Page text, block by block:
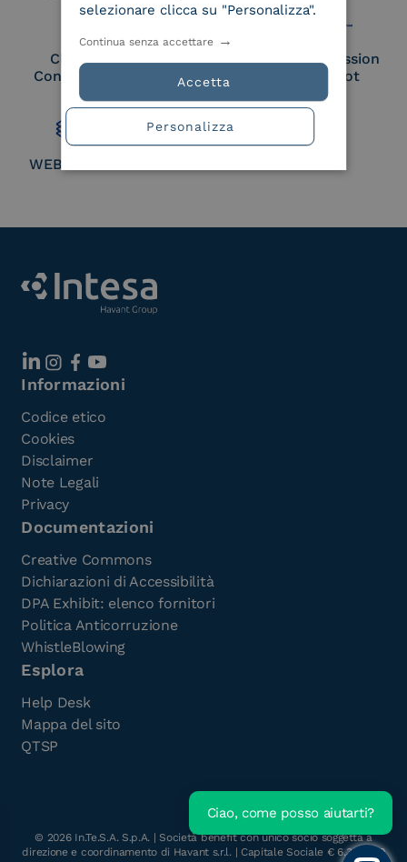
Cloud Signature
Consortium Member
European Commission
Large Scale Pilot
Member
WEBUILD Consortium
l'e-Book gratuito
Informazioni
Codice etico
Cookies
Disclaimer
Note Legali
Privacy
Documentazioni
Creative Commons
Dichiarazioni di Accessibilità
DPA Exhibit: elenco fornitori
Politica Anticorruzione
WhistleBlowing
Esplora
Help Desk
Mappa del sito
QTSP
© 2026In.Te.S.A. S.p.A. | Società benefit con unico socio soggetta a
direzione e coordinamento di Havant s.r.l. | Capitale Sociale € 6.300.000
selezionare clicca su "Personalizza".
Accetta
Continua senza accettare
Personalizza
Ciao, come posso aiutarti?